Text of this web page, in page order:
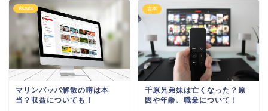
Youtube
マリンパッパ解散の噂は本
当？収益についても！
吉本
千原兄弟妹は亡くなった？原
因や年齢、職業について！